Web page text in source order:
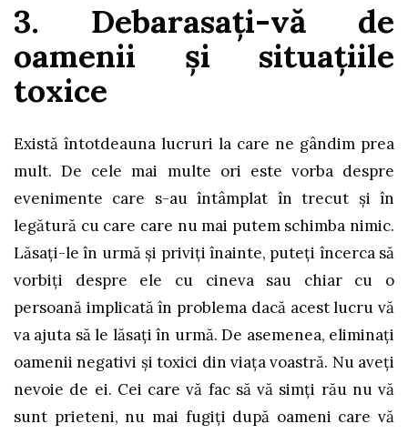
3. Debarasați-vă de
oamenii și situațiile
toxice
Există întotdeauna lucruri la care ne gândim prea
mult. De cele mai multe ori este vorba despre
evenimente care s-au întâmplat în trecut și în
legătură cu care care nu mai putem schimba nimic.
Lăsați-le în urmă și priviți înainte, puteți încerca să
vorbiți despre ele cu cineva sau chiar cu o
persoană implicată în problema dacă acest lucru vă
va ajuta să le lăsați în urmă. De asemenea, eliminați
oamenii negativi și toxici din viața voastră. Nu aveți
nevoie de ei. Cei care vă fac să vă simți rău nu vă
sunt prieteni, nu mai fugiți după oameni care vă